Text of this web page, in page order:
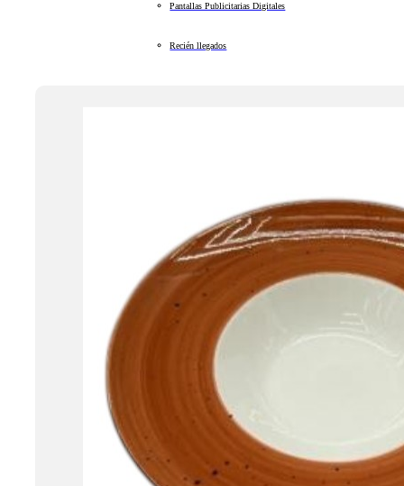
Pantallas Publicitarias Digitales
Recién llegados